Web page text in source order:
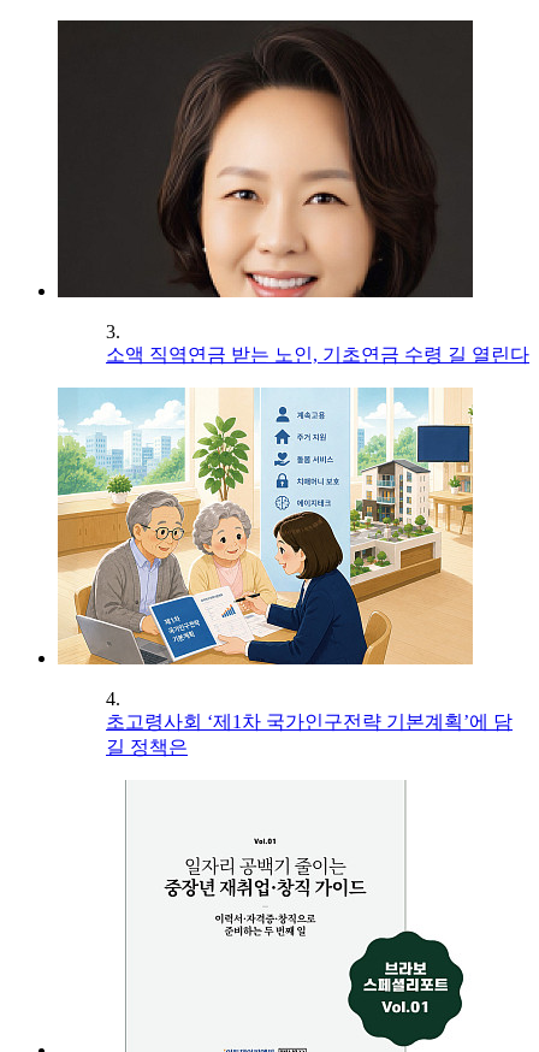
3.
소액 직역연금 받는 노인, 기초연금 수령 길 열린다
4.
초고령사회 ‘제1차 국가인구전략 기본계획’에 담
길 정책은